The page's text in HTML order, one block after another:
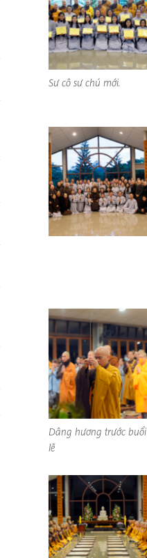
Sư cô sư chú mới.
Dâng hương trước buổi
lễ